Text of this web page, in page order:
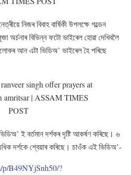
নিজৰ বিবাহ বাৰ্ষিকী উপলক্ষে গল্ডেন
অৰ্চনাৰ বিভিন্ন ফটো ভাইৰেল হোৱা দেখিবলৈ
আন এটা ভিডিঅ’ ভাইৰেল হৈ পৰিছে
ই বৰ্তমান দৰ্শকৰ দৃষ্টি আকৰ্ষণ কৰিছে। ৬
দৰ্শকে শ্বেয়াৰ কৰিছে। চাওঁক এই ভিডিঅ’-
p/B49NYjSnh50/?